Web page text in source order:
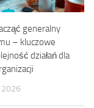
generalny
– kluczowe
działań dla
2026